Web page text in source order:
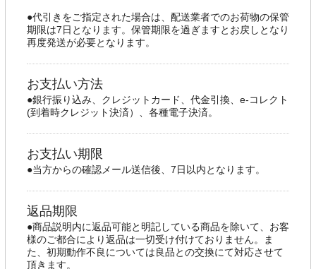
●代引きをご指定された場合は、配送業者でのお荷物の保管
期限は7日となります。保管期限を過ぎますとお戻しとなり
再度発送が必要となります。
お支払い方法
●銀行振り込み、クレジットカード、代金引換、e-コレクト
(到着時クレジット決済）、各種電子決済。
お支払い期限
●当方からの確認メール送信後、7日以内となります。
返品期限
●商品説明内に返品可能と明記している商品を除いて、お客
様のご都合により返品は一切受け付けておりません。ま
た、初期動作不良については良品との交換にて対応させて
頂きます。